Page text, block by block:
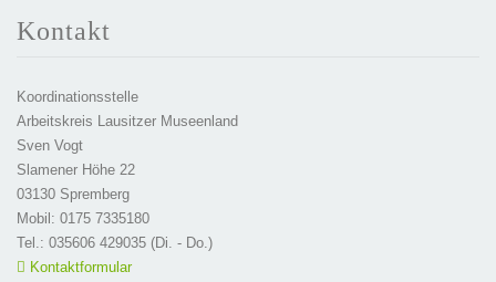
Kontakt
Koordinationsstelle
Arbeitskreis Lausitzer Museenland
Sven Vogt
Slamener Höhe 22
03130 Spremberg
Mobil: 0175 7335180
Tel.: 035606 429035 (Di. - Do.)
Kontaktformular